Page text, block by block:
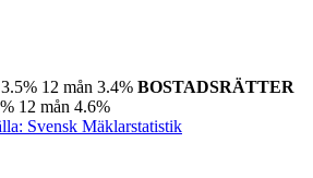
3.5% 12 mån 3.4% BOSTADSRÄTTER
12 mån 4.6%
Svensk Mäklarstatistik